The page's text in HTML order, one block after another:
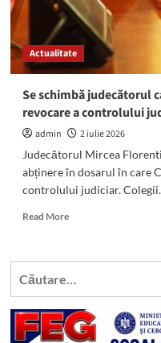
Actualitate
Se schimbă judecătorul
revocare a controlului
admin
2 iulie 2026
Judecătorul Mircea
abținere în dosarul în care
controlului judiciar.
Read MoreRead
Se
va
reanaliza
Caută